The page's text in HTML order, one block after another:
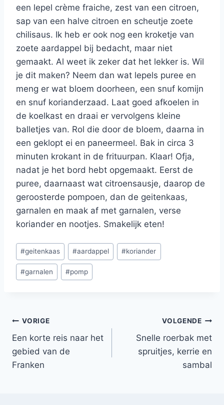
een lepel crème fraiche, zest van een citroen,
sap van een halve citroen en scheutje zoete
chilisaus. Ik heb er ook nog een kroketje van
zoete aardappel bij bedacht, maar niet
gemaakt. Al weet ik zeker dat het lekker is. Wil
je dit maken? Neem dan wat lepels puree en
meng er wat bloem doorheen, een snuf komijn
en snuf korianderzaad. Laat goed afkoelen in
de koelkast en draai er vervolgens kleine
balletjes van. Rol die door de bloem, daarna in
een geklopt ei en paneermeel. Bak in circa 3
minuten krokant in de frituurpan. Klaar! Ofja,
nadat je het bord hebt opgemaakt. Eerst de
puree, daarnaast wat citroensausje, daarop de
geroosterde pompoen, dan de geitenkaas,
garnalen en maak af met garnalen, verse
koriander en nootjes. Smakelijk eten!
Bericht
tags:
#geitenkaas #aardappel #koriander
#garnalen #pomp
Bericht
navigatie
VORIGE
Een korte reis naar het
gebied van de
Franken
VOLGENDE
Snelle roerbak met
spruitjes, kerrie en
sambal